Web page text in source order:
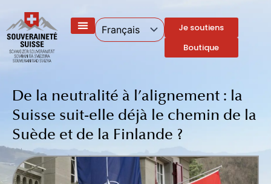
contenu
Je soutiens
Boutique
De la neutralité à l’alignement : la
Suisse suit-elle déjà le chemin de la
Suède et de la Finlande ?